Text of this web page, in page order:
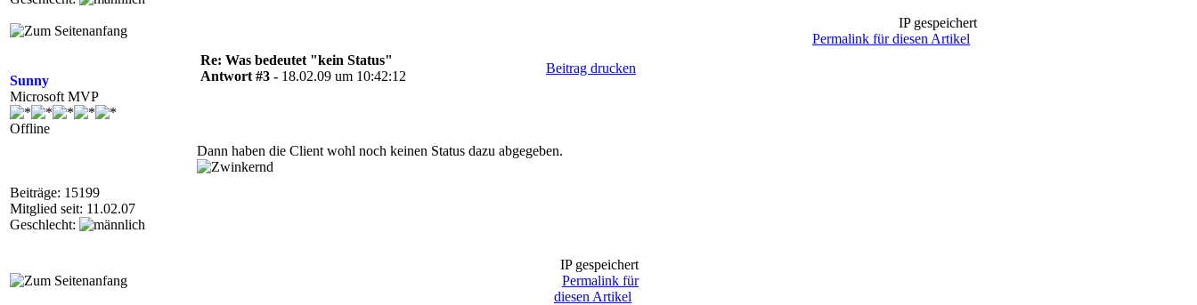
IP gespeichert
Permalink für diesen Artikel
Sunny
Microsoft MVP
Offline
Beiträge: 15199
Mitglied seit: 11.02.07
Geschlecht:
Re: Was bedeutet "kein Status"
Antwort #3 - 18.02.09 um 10:42:12
Beitrag drucken
Dann haben die Client wohl noch keinen Status dazu abgegeben.
IP gespeichert
Permalink für
diesen Artikel